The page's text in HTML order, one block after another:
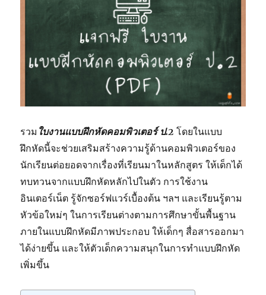
รวม ใบงานแบบฝึกหัดคอมพิวเตอร์ ป.2 โดยในแบบ
ฝึกหัดนี้จะช่วยเสริมสร้างความรู้ด้านคอมพิวเตอร์ของ
นักเรียนต่อยอดจากเรื่องที่เรียนมาในหลักสูตร ให้เด็กได้
ทบทวนจากแบบฝึกหัดหลักไปในตัว การใช้งาน
อินเตอร์เน็ต รู้จักซอร์ฟแวร์เบื้องต้น ฯลฯ และเรียนรู้ตาม
หัวข้อใหม่ๆ ในการเรียนต่างตามการศึกษาขั้นพื้นฐาน
ภายในแบบฝึกหัดมีภาพประกอบ ให้เด็กๆ สื่อสารออกมา
ได้ง่ายขึ้น และให้ตัวเด็กความสนุกในการทำแบบฝึกหัด
เพิ่มขึ้น